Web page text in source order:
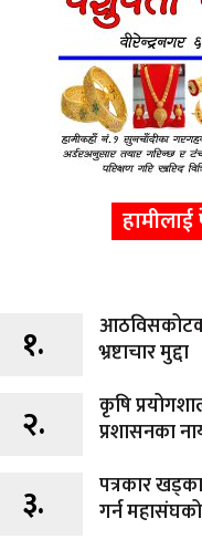
१.
भ्रष्टाचार मुद्दा
२.
कृषि
प्रशासनका
३.
पत्रकार
गर्न